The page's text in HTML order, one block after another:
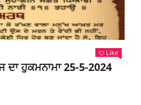
Like
ਦਾ ਹੁਕਮਨਾਮਾ 25-5-2024